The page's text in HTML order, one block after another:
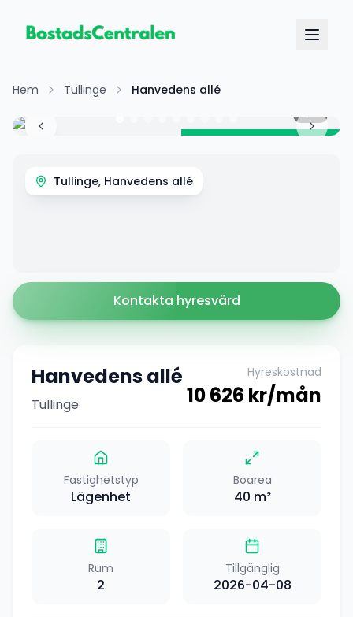
Hem Tullinge Hanvedens allé
Tullinge, Hanvedens allé
Kontakta hyresvärd
Hanvedens allé
Tullinge
Hyreskostnad
10 626 kr/mån
Fastighetstyp
Lägenhet
Boarea
40 m²
Rum
2
Tillgänglig
2026-04-08